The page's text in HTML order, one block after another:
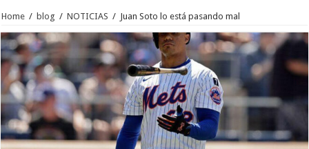
Home / blog / NOTICIAS / Juan Soto lo está pasando mal